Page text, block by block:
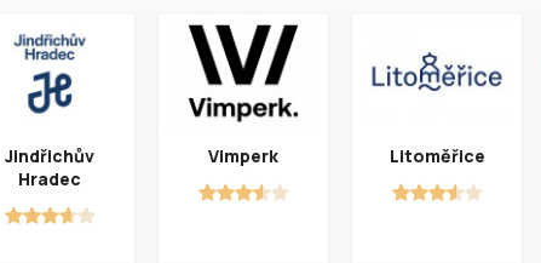
Jindřichův
Hradec
Vimperk Litoměřice